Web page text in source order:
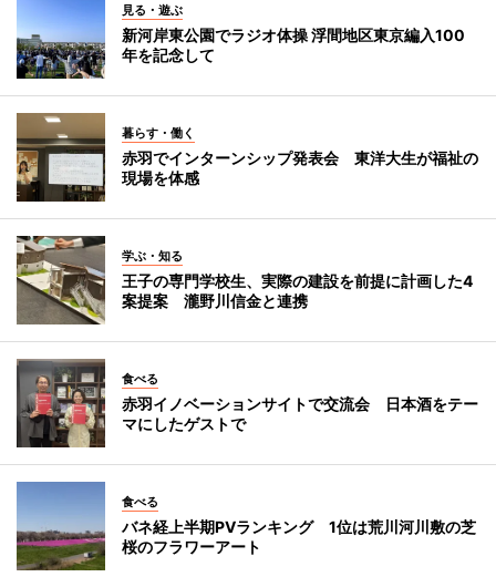
見る・遊ぶ
新河岸東公園でラジオ体操 浮間地区東京編入100
年を記念して
暮らす・働く
赤羽でインターンシップ発表会 東洋大生が福祉の
現場を体感
学ぶ・知る
王子の専門学校生、実際の建設を前提に計画した4
案提案 瀧野川信金と連携
食べる
赤羽イノベーションサイトで交流会 日本酒をテー
マにしたゲストで
食べる
バネ経上半期PVランキング 1位は荒川河川敷の芝
桜のフラワーアート